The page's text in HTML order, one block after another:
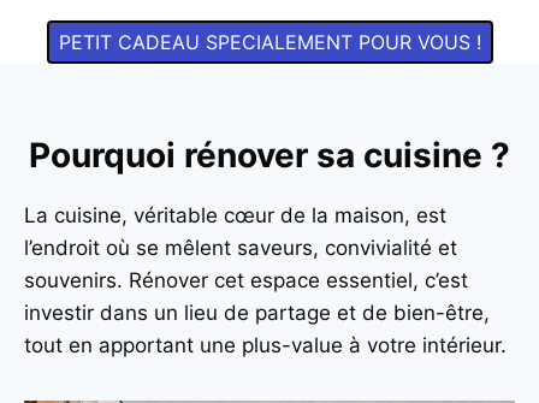
PETIT CADEAU SPECIALEMENT POUR VOUS !
Pourquoi rénover sa cuisine ?
La cuisine, véritable cœur de la maison, est
l’endroit où se mêlent saveurs, convivialité et
souvenirs. Rénover cet espace essentiel, c’est
investir dans un lieu de partage et de bien-être,
tout en apportant une plus-value à votre intérieur.